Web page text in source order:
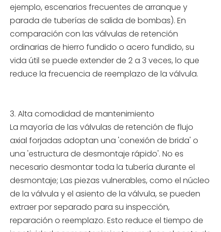
ejemplo, escenarios frecuentes de arranque y
parada de tuberías de salida de bombas). En
comparación con las válvulas de retención
ordinarias de hierro fundido o acero fundido, su
vida útil se puede extender de 2 a 3 veces, lo que
reduce la frecuencia de reemplazo de la válvula.
3. Alta comodidad de mantenimiento
La mayoría de las válvulas de retención de flujo
axial forjadas adoptan una 'conexión de brida' o
una 'estructura de desmontaje rápido'. No es
necesario desmontar toda la tubería durante el
desmontaje; Las piezas vulnerables, como el núcleo
de la válvula y el asiento de la válvula, se pueden
extraer por separado para su inspección,
reparación o reemplazo. Esto reduce el tiempo de